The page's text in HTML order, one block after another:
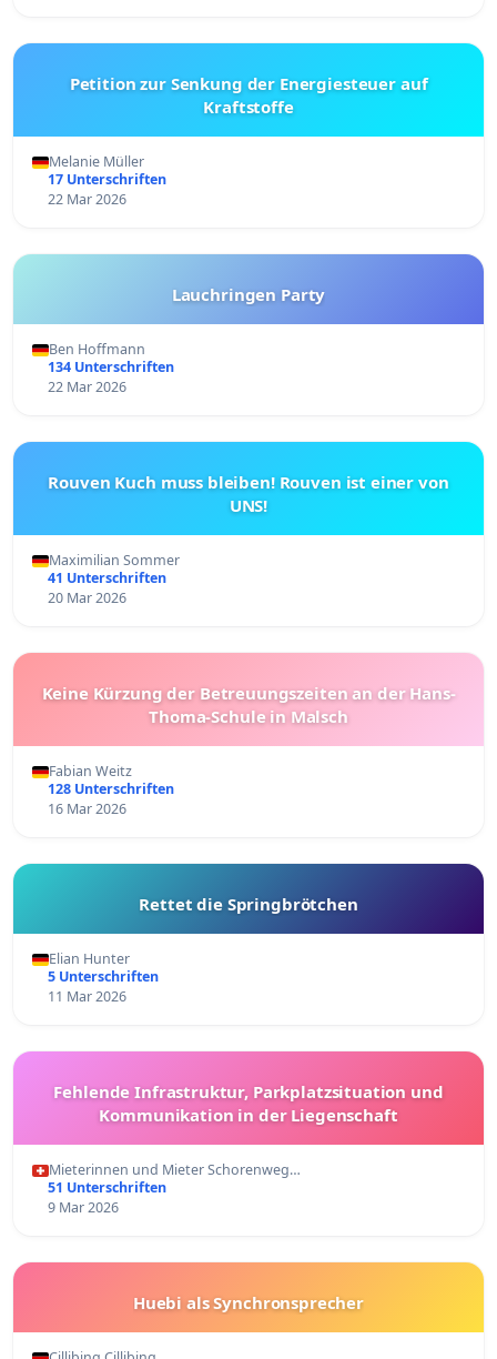
Petition zur Senkung der Energiesteuer auf
Kraftstoffe
Melanie Müller
17 Unterschriften
22 Mar 2026
Lauchringen Party
Ben Hoffmann
134 Unterschriften
22 Mar 2026
Rouven Kuch muss bleiben! Rouven ist einer von
UNS!
Maximilian Sommer
41 Unterschriften
20 Mar 2026
Keine Kürzung der Betreuungszeiten an der Hans-
Thoma-Schule in Malsch
Fabian Weitz
128 Unterschriften
16 Mar 2026
Rettet die Springbrötchen
Elian Hunter
5 Unterschriften
11 Mar 2026
Fehlende Infrastruktur, Parkplatzsituation und
Kommunikation in der Liegenschaft
Mieterinnen und Mieter Schorenweg…
51 Unterschriften
9 Mar 2026
Huebi als Synchronsprecher